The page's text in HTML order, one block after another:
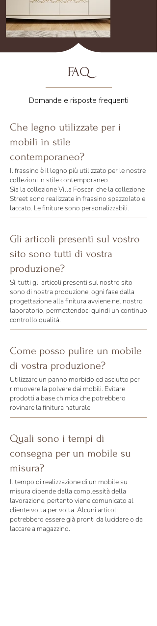
FAQ
Domande e risposte frequenti
Che legno utilizzate per i
mobili in stile
contemporaneo?
Il frassino è il legno più utilizzato per le nostre
collezioni in stile contemporaneo.
Sia la collezione Villa Foscari che la collezione
Street sono realizzate in frassino spazzolato e
laccato. Le finiture sono personalizzabili.
Gli articoli presenti sul vostro
sito sono tutti di vostra
produzione?
Sì, tutti gli articoli presenti sul nostro sito
sono di nostra produzione, ogni fase dalla
progettazione alla finitura avviene nel nostro
laboratorio, permettendoci quindi un continuo
controllo qualità.
Come posso pulire un mobile
di vostra produzione?
Utilizzare un panno morbido ed asciutto per
rimuovere la polvere dai mobili. Evitare
prodotti a base chimica che potrebbero
rovinare la finitura naturale.
Quali sono i tempi di
consegna per un mobile su
misura?
Il tempo di realizzazione di un mobile su
misura dipende dalla complessità della
lavorazione, pertanto viene comunicato al
cliente volta per volta. Alcuni articoli
potrebbero essere già pronti da lucidare o da
laccare a magazzino.